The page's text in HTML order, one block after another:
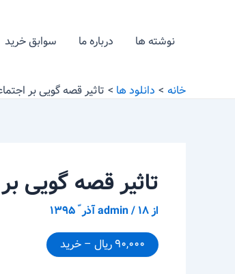
نوشته ها درباره ما سوابق خرید
خانه دانلود ها تاثیر قصه گویی بر
تاثیر قصه گویی
از admin/۱۸ آذر ّ ۱۳۹۵
۹۰,۰۰۰ ریال – خرید